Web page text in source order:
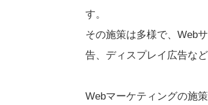
す。
その施策は多様で、Web
告、ディスプレイ広告な
Webマーケティングの施